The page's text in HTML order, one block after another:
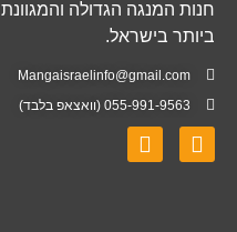
חנות המנגה הגדולה והמגוונת
ביותר בישראל.
Mangaisraelinfo@gmail.com
055-991-9563 (וואצאפ בלבד)